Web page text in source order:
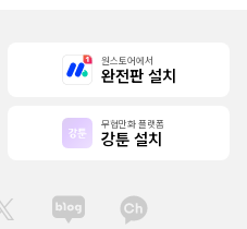
원스토어에서
완전판 설치
무협만화 플랫폼
강툰 설치